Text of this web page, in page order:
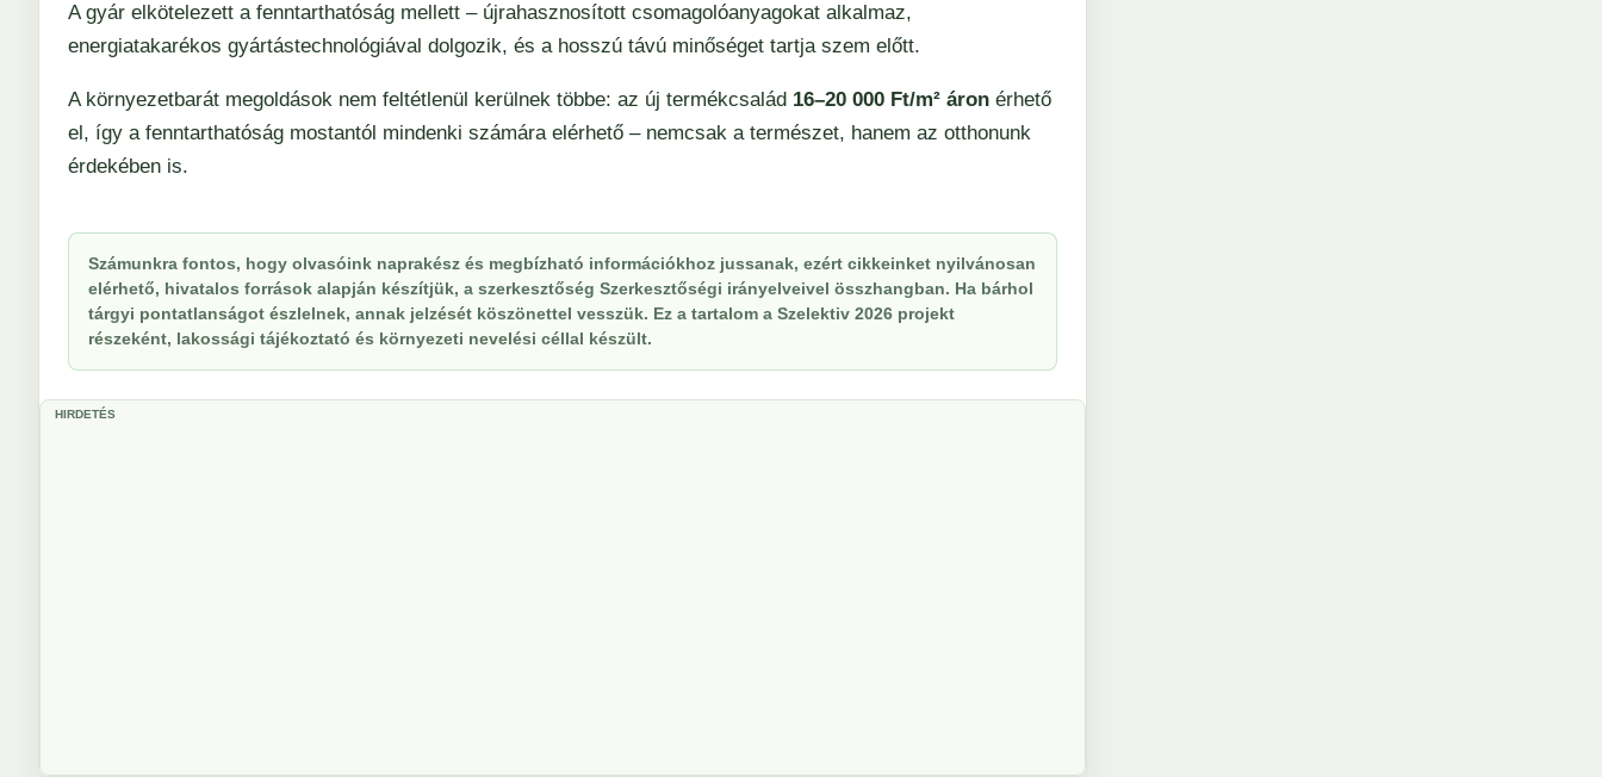
A gyár elkötelezett a fenntarthatóság mellett – újrahasznosított csomagolóanyagokat alkalmaz,
energiatakarékos gyártástechnológiával dolgozik, és a hosszú távú minőséget tartja szem előtt.
A környezetbarát megoldások nem feltétlenül kerülnek többe: az új termékcsalád 16–20 000 Ft/m² áron érhető
el, így a fenntarthatóság mostantól mindenki számára elérhető – nemcsak a természet, hanem az otthonunk
érdekében is.
Számunkra fontos, hogy olvasóink naprakész és megbízható információkhoz jussanak, ezért cikkeinket nyilvánosan
elérhető, hivatalos források alapján készítjük, a szerkesztőség Szerkesztőségi irányelveivel összhangban. Ha bárhol
tárgyi pontatlanságot észlelnek, annak jelzését köszönettel vesszük. Ez a tartalom a Szelektiv 2026 projekt
részeként, lakossági tájékoztató és környezeti nevelési céllal készült.
HIRDETÉS